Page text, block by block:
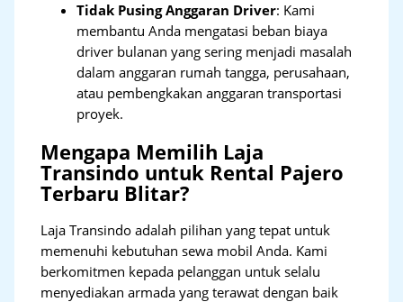
Tidak Pusing Anggaran Driver: Kami
membantu Anda mengatasi beban biaya
driver bulanan yang sering menjadi masalah
dalam anggaran rumah tangga, perusahaan,
atau pembengkakan anggaran transportasi
proyek.
Mengapa Memilih Laja
Transindo untuk Rental Pajero
Terbaru Blitar?
Laja Transindo adalah pilihan yang tepat untuk
memenuhi kebutuhan sewa mobil Anda. Kami
berkomitmen kepada pelanggan untuk selalu
menyediakan armada yang terawat dengan baik